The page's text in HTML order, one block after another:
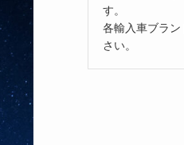
す。
各輸入車ブラ
さい。